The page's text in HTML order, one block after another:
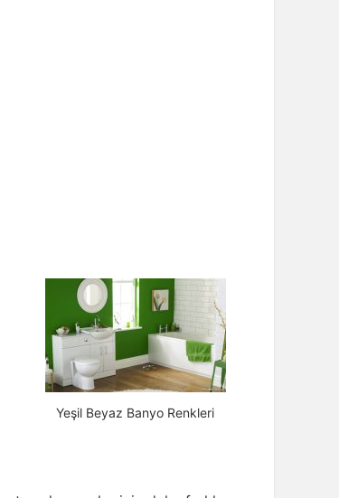
Yeşil Beyaz Banyo Renkleri